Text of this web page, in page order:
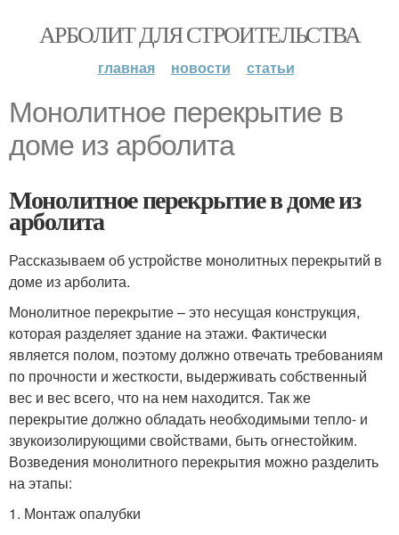
АРБОЛИТ ДЛЯ СТРОИТЕЛЬСТВА
главная новости статьи
Монолитное перекрытие в
доме из арболита
Монолитное перекрытие в доме из
арболита
Рассказываем об устройстве монолитных перекрытий в
доме из арболита.
Монолитное перекрытие – это несущая конструкция,
которая разделяет здание на этажи. Фактически
является полом, поэтому должно отвечать требованиям
по прочности и жесткости, выдерживать собственный
вес и вес всего, что на нем находится. Так же
перекрытие должно обладать необходимыми тепло- и
звукоизолирующими свойствами, быть огнестойким.
Возведения монолитного перекрытия можно разделить
на этапы:
1. Монтаж опалубки